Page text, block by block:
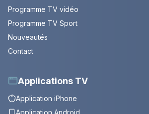
Programme TV vidéo
Programme TV Sport
Nouveautés
Contact
Applications TV
Application iPhone
Application Android